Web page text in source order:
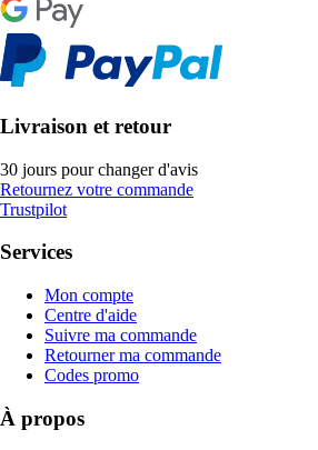
Livraison et retour
30 jours pour changer d'avis
Retournez votre commande
Trustpilot
Services
Mon compte
Centre d'aide
Suivre ma commande
Retourner ma commande
Codes promo
À propos